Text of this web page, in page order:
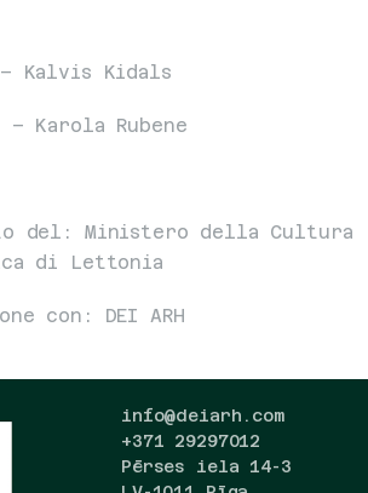
– Kalvis Kidals
Karola Rubene
del: Ministero della Cultura
di Lettonia
con: DEI ARH
info@deiarh.com
+371 29297012
Pērses iela 14-3